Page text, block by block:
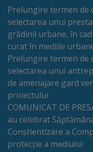
Cultură
Instituții
de
cultură
culturale
Prelungire termen
selectarea unui
grădinii urbane, în
curat în mediile
Prelungire termen
selectarea unui
de amenajare gard
proiectului
COMUNICAT DE
au celebrat
Conștientizare a
protecție a mediului